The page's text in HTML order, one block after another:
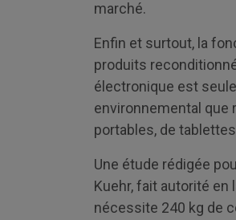
marché.
Enfin et surtout, la
produits
électronique est
environnemental que
portables, de
Une étude rédigée
Kuehr, fait autorité en
nécessite 240 kg de